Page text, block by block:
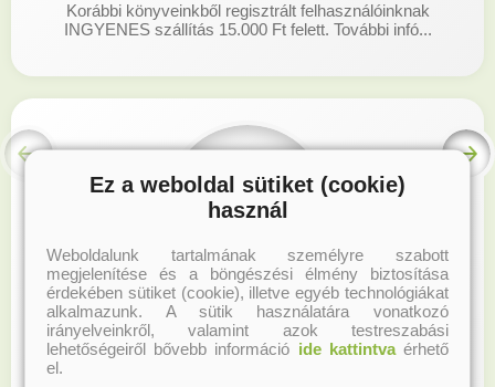
Korábbi könyveinkből regisztrált felhasználóinknak
INGYENES szállítás 15.000 Ft felett. További infó...
Hűségprogram
Regisztrálj honlapunkon és gyűjtsd a hűségpontokat!
Ez a weboldal sütiket (cookie)
használ
Weboldalunk tartalmának személyre szabott
megjelenítése és a böngészési élmény biztosítása
érdekében sütiket (cookie), illetve egyéb technológiákat
alkalmazunk. A sütik használatára vonatkozó
irányelveinkről, valamint azok testreszabási
lehetőségeiről bővebb információ ide kattintvaérhető
el.